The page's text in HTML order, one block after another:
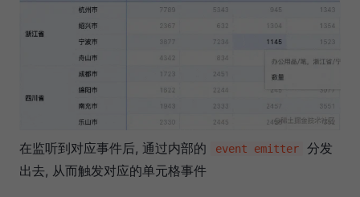
在监听到对应事件后, 通过内部的 event emitter
分发
出去, 从而触发对应的单元格事件